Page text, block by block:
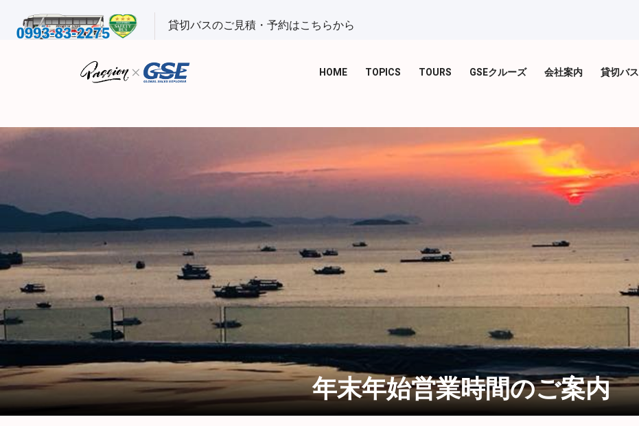
貸切バスのご見積・予約はこちらから
HOME TOPICS TOURS GSEクルーズ 会社案内 貸切バス
年末年始営業時間のご案内